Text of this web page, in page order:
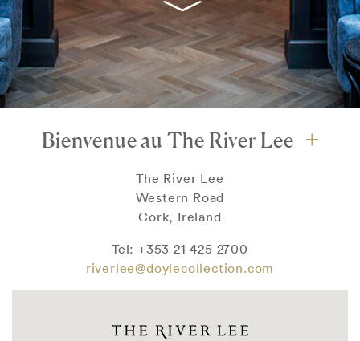
Bienvenue au The River Lee
The River Lee
Western Road
Cork, Ireland
Tel: +353 21 425 2700
riverlee@doylecollection.com